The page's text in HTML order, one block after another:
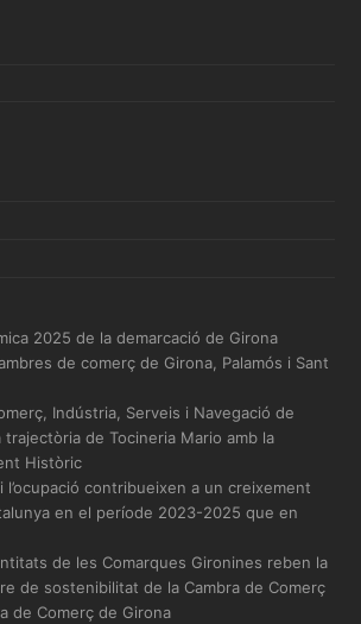
2025 de la demarcació de Girona
de comerç de Girona, Palamós i Sant
Indústria, Serveis i Navegació de
trajectòria de Tocineria Mario amb la
Històric
l’ocupació contribueixen a un creixement
en el període 2023-2025 que en
de les Comarques Gironines reben la
de sostenibilitat de la Cambra de Comerç
de Comerç de Girona